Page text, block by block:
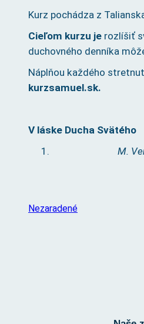
Kurz pochádza z
Cieľom kurzu je rozlíšiť
duchovného denníka
Náplňou každého
kurzsamuel.sk.
V láske Ducha Svätého
M. Veronika
(vedúca
Nezaradené